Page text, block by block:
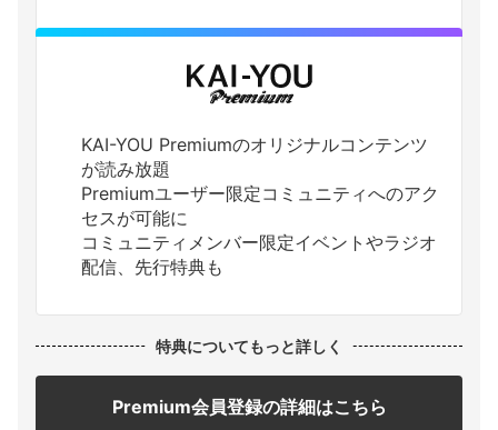
KAI-YOU Premiumのオリジナルコンテンツ
が読み放題
Premiumユーザー限定コミュニティへのアク
セスが可能に
コミュニティメンバー限定イベントやラジオ
配信、先行特典も
特典についてもっと詳しく
Premium会員登録の詳細はこちら